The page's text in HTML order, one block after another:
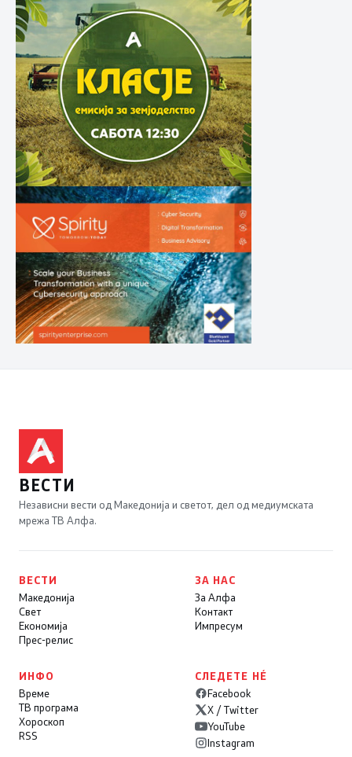
ВЕСТИ
Независни вести од Македонија и светот, дел од медиумската
мрежа ТВ Алфа.
ВЕСТИ
Македонија
Свет
Економија
Прес-релис
ЗА НАС
За Алфа
Контакт
Импресум
ИНФО
Време
ТВ програма
Хороскоп
RSS
СЛЕДЕТЕ НÉ
Facebook
X / Twitter
YouTube
Instagram